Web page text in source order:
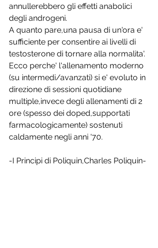
annullerebbero gli effetti anabolici
degli androgeni.
A quanto pare,una pausa di un'ora e'
sufficiente per consentire ai livelli di
testosterone di tornare alla normalita'.
Ecco perche' l'allenamento moderno
(su intermedi/avanzati) si e' evoluto in
direzione di sessioni quotidiane
multiple,invece degli allenamenti di 2
ore (spesso dei doped,supportati
farmacologicamente) sostenuti
caldamente negli anni '70.
-I Principi di Poliquin,Charles Poliquin-